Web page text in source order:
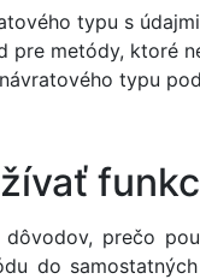
typu s
pre metódy, ktoré
typu
prečo
do